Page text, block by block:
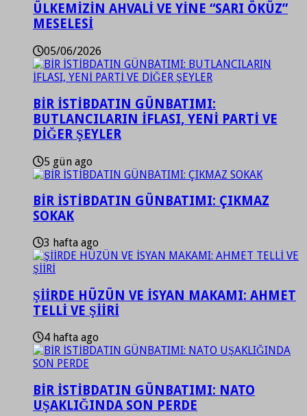
ÜLKEMİZİN AHVALİ VE YİNE “SARI ÖKÜZ”
MESELESİ
05/06/2026
BİR İSTİBDATIN GÜNBATIMI:
BUTLANCILARIN İFLASI, YENİ PARTİ VE
DİĞER ŞEYLER
5 gün ago
BİR İSTİBDATIN GÜNBATIMI: ÇIKMAZ
SOKAK
3 hafta ago
ŞİİRDE HÜZÜN VE İSYAN MAKAMI: AHMET
TELLİ VE ŞİİRİ
4 hafta ago
BİR İSTİBDATIN GÜNBATIMI: NATO
UŞAKLIĞINDA SON PERDE